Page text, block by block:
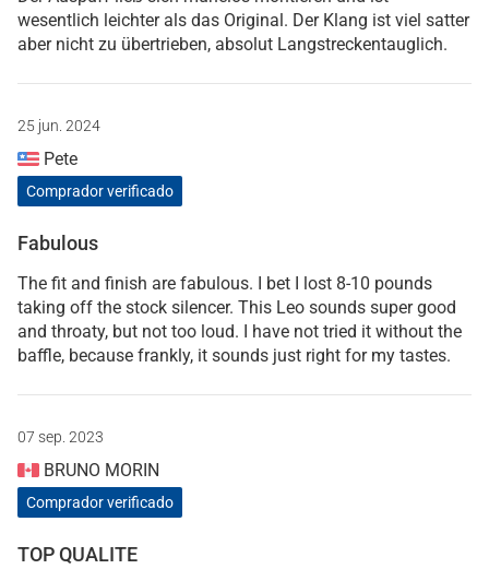
wesentlich leichter als das Original. Der Klang ist viel satter
aber nicht zu übertrieben, absolut Langstreckentauglich.
25 jun. 2024
Pete
Comprador verificado
Fabulous
The fit and finish are fabulous. I bet I lost 8-10 pounds
taking off the stock silencer. This Leo sounds super good
and throaty, but not too loud. I have not tried it without the
baffle, because frankly, it sounds just right for my tastes.
07 sep. 2023
BRUNO MORIN
Comprador verificado
TOP QUALITE